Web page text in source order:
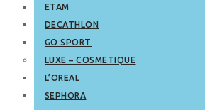
ETAM
DECATHLON
GO SPORT
LUXE – COSMETIQUE
L’OREAL
SEPHORA